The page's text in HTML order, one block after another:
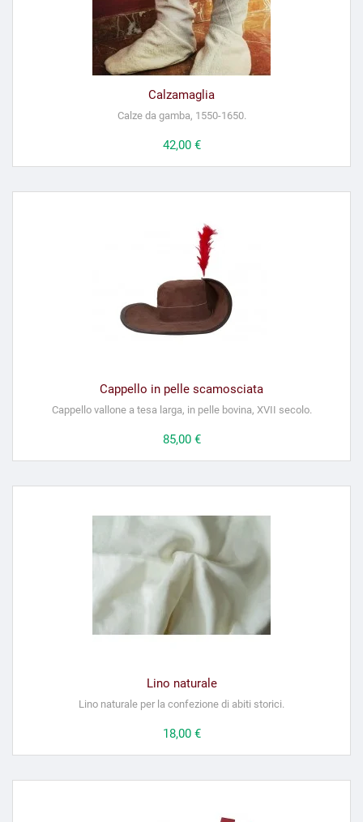
Calzamaglia
Calze da gamba, 1550-1650.
Prezzo
42,00 €
Cappello in pelle scamosciata
Cappello vallone a tesa larga, in pelle bovina, XVII secolo.
Prezzo
85,00 €
Lino naturale
Lino naturale per la confezione di abiti storici.
Prezzo
18,00 €